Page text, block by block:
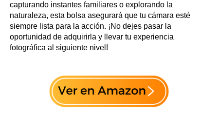
capturando instantes familiares o explorando la
naturaleza, esta bolsa asegurará que tu cámara esté
siempre lista para la acción. ¡No dejes pasar la
oportunidad de adquirirla y llevar tu experiencia
fotográfica al siguiente nivel!